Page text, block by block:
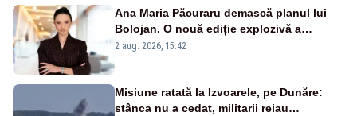
Ana Maria Păcuraru demască planul lui
Bolojan. O nouă ediție explozivă a
emisiunii „Miza Zilei” la Realitatea PLUS
2 aug. 2026, 15:42
Misiune ratată la Izvoarele, pe Dunăre:
stânca nu a cedat, militarii reiau